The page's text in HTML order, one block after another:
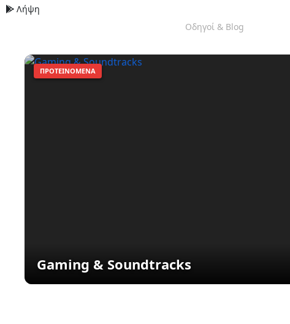
Λήψη
Οδηγοί & Blog
ΠΡΟΤΕΙΝΌΜΕΝΑ
Gaming & Soundtracks